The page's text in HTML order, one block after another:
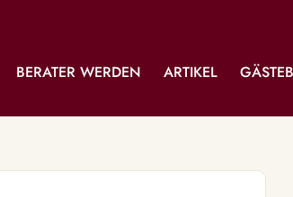
BERATER WERDEN ARTIKEL